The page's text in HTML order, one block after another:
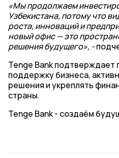
«Мы продолжаем
Узбекистана, потому что
роста, инноваций и
новый офис — это
решения будущего», -
Tenge Bank подтверждает
поддержку бизнеса,
решения и укреплять
страны.
Tenge Bank - создаём